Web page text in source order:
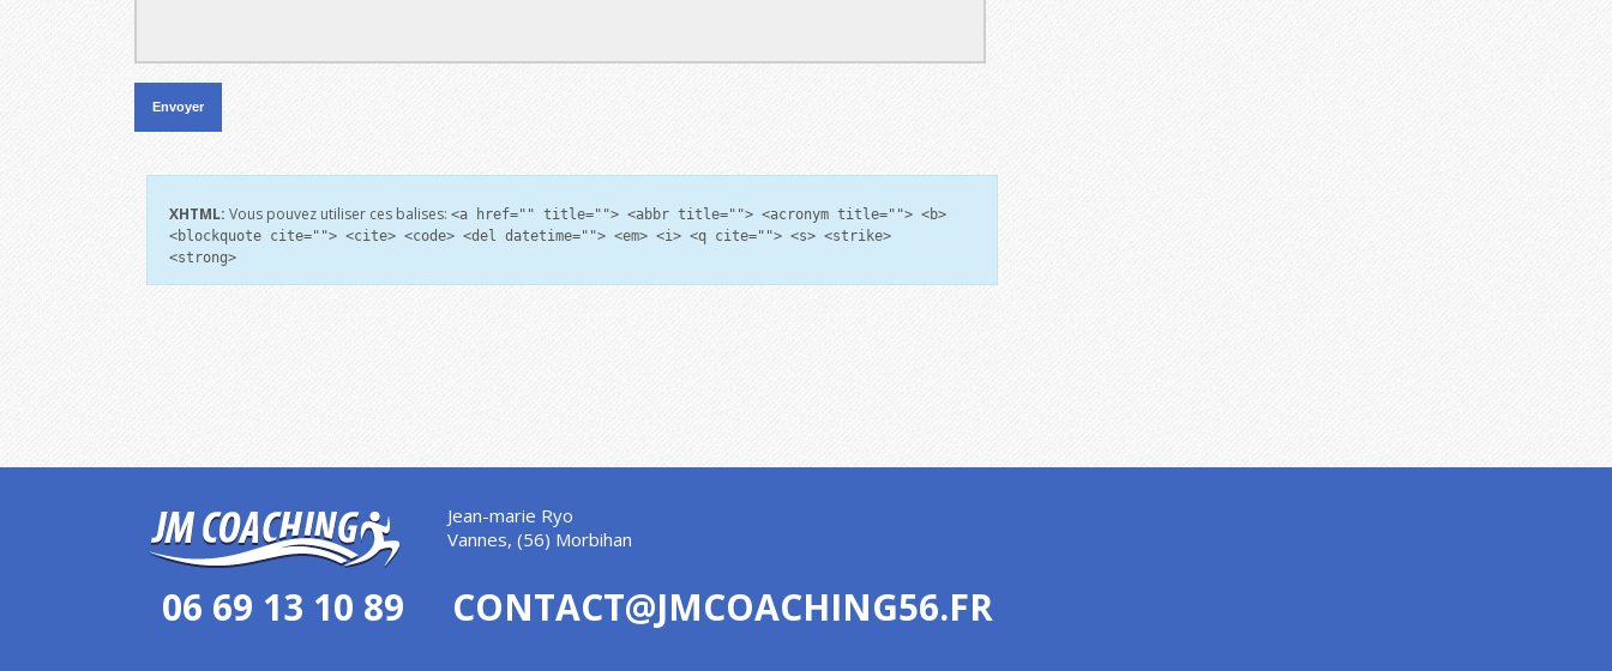
XHTML: Vous pouvez utiliser ces balises: <a href="" title=""> <abbr title=""> <acronym title=""> <b>
<blockquote cite=""> <cite> <code> <del datetime=""> <em> <i> <q cite=""> <s> <strike>
<strong>
Jean-marie Ryo
Vannes, (56) Morbihan
06 69 13 10 89 CONTACT@JMCOACHING56.FR